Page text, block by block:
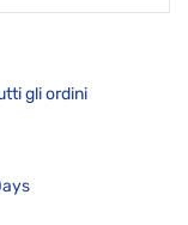
gli ordini